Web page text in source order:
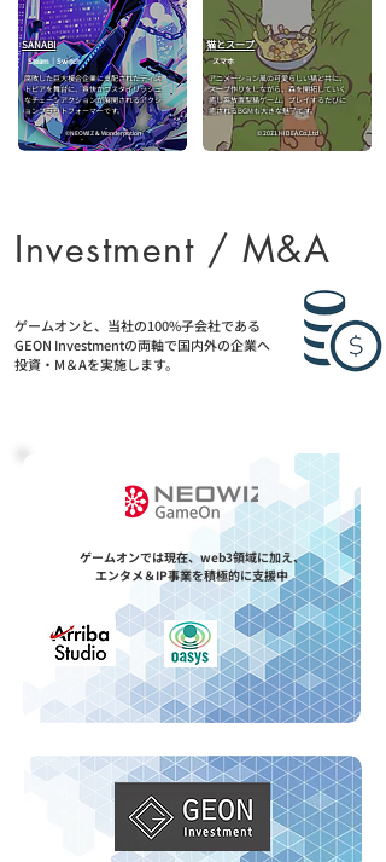
SANABI
Steam｜Switch
腐敗した巨大複合企業に支配されたディス
トピアを舞台に、爽快かつスタイリッシュ
なチェーンアクションが展開されるアクシ
ョンプラットフォーマーです。
©NEOWIZ & Wonderpotion
猫とスープ
​スマホ
アニメーション風の可愛らしい猫と共に、
スープ作りをしながら、森を開拓していく
癒し系放置型猫ゲーム。プレイするたびに
癒されるBGMも大きな魅了です。
© 2021 HIDEA.Co.,Ltd
Investment / M&A
ゲームオンと、当社の100%子会社である
GEON Investmentの両軸で国内外の企業へ
投資・M＆Aを実施します。
ゲームオンでは現在、web3領域に加え、
​エンタメ＆IP事業を積極的に支援中